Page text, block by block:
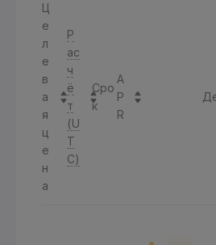
Ц
е
л
е
в
а
я
ц
е
н
а
Р
ас
ч
ё
т
(U
T
C)
Сро
к
A
P
R